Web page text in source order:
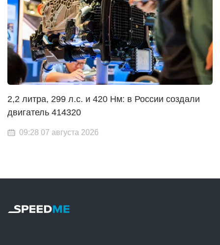
2,2 литра, 299 л.с. и 420 Нм: в России создали
двигатель 414320
09:28 07 августа 2026